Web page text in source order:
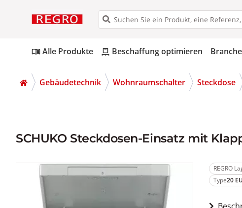
menu_bookAlle Produkte pallet Beschaffung optimieren
Gebäudetechnik Wohnraumschalter Steckdose
SCHUKO Steckdosen-Einsatz mit
REGRO
Type20